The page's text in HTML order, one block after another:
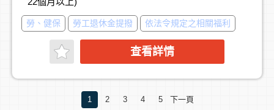
---------------------------------------------------------------
**一級廚師
1.獨立負責指定料理項目（生食、熱食、燒物等）
2.依照菜單標準進行出餐與品質控管
4.配合廚房流程與服務節奏調整出餐
5.完成其他主管交辦事項
➸人才訓練不藏私、升遷透明有機會
穩健發展的餐飲才值得加入!
➸知名定食品牌去年正式股票上市、計畫持續擴點
➸甭擔心一朝沒工作或永遠原地踏步
~這麼高的CP值，別猶豫快手刀來應徵┌(≧∇≦)┘~
勞、健保 勞工退休金提撥 依法令規定之相關福利
查看詳情
1 2 3 4 5 下一頁